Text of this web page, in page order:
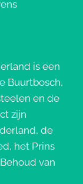
is een
Buurtbosch,
en de
zijn
de
het Prins
van